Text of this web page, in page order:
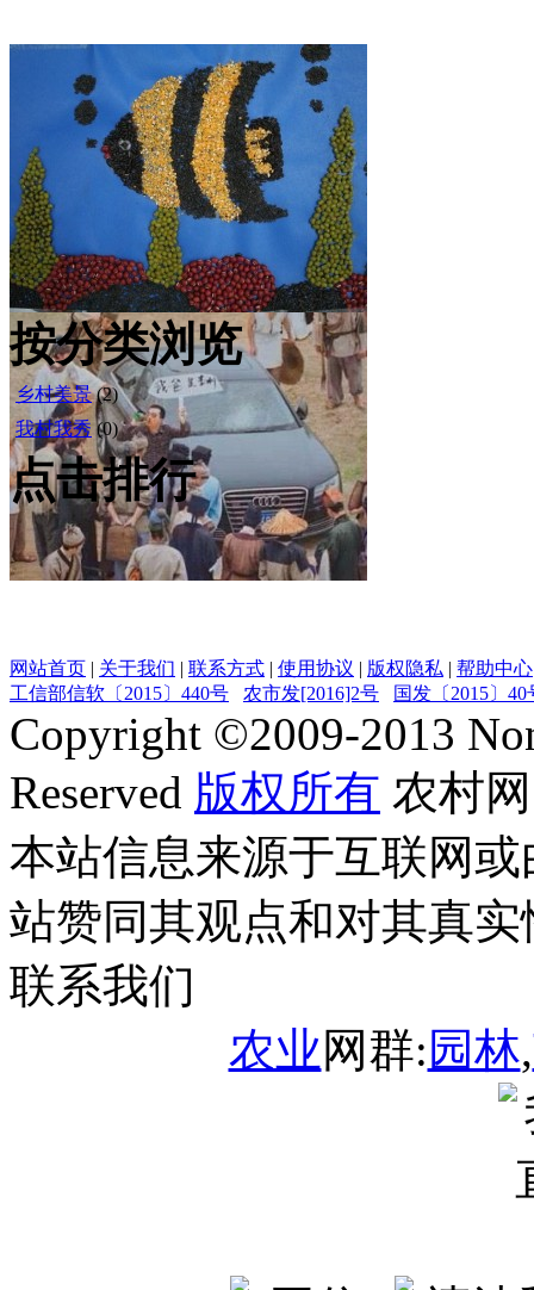
按分类浏览
乡村美景 (2)
我村我秀 (0)
点击排行
网站首页 | 关于我们 | 联系方式 | 使用协议 | 版权隐私 | 帮助中心
工信部信软〔2015〕440号
农市发[2016]2号 国发〔2015〕40
Copyright ©2009-2013
Reserved 版权所有 农村网
本站信息来源于互联网
站赞同其观点和对其真
联系我们
农业网群: 园林,